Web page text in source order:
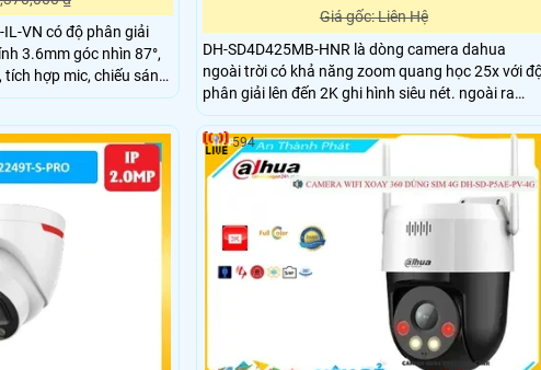
IL-VN có độ phân giải
3.6mm góc nhìn 87°,
tích hợp mic, chiếu sáng
và hồng ngoại 30m,
Giá gốc: Liên Hệ
DH-SD4D425MB-HNR là dòng camera dahua
ngoài trời có khả năng zoom quang học 25x với
phân giải lên đến 2K ghi hình siêu nét. ngoài ra
camera này còn có hồng ngoại tầm xa lên đến
100m đảm bảo an ninh về đêm tuyệt đối. Chuẩn
chống nước IP67 chống sét lan truyền 6000V hỗ
trợ thẻ nhớ 512GB tên miền miễn phí
594